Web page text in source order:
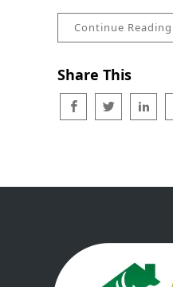
Continue Reading
Share This